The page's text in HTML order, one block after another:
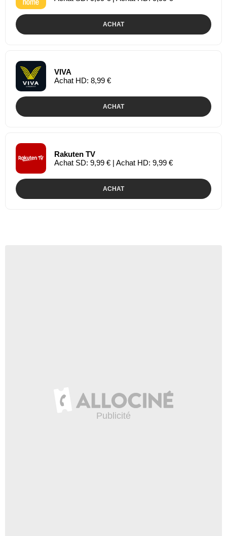
ACHAT
VIVA
Achat HD: 8,99 €
ACHAT
Rakuten TV
Achat SD: 9,99 € | Achat HD: 9,99 €
ACHAT